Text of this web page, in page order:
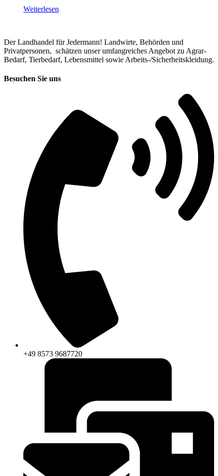
Weiterlesen
Der Landhandel für Jedermann! Landwirte, Behörden und
Privatpersonen, schätzen unser umfangreiches Angebot zu Agrar-
Bedarf, Tierbedarf, Lebensmittel sowie Arbeits-/Sicherheitskleidung.
Besuchen Sie uns
+49 8573 9687720